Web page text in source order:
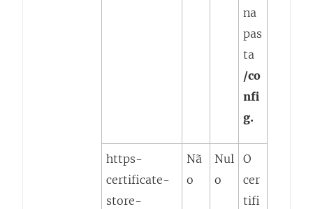
na
pas
ta
/co
nfi
g.
https-
certificate-
store-
Nã
o
Nul
o
O
cer
tifi